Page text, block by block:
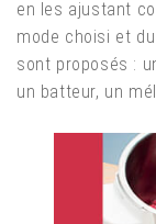
en les ajustant
mode choisi et
sont proposés :
un batteur, un